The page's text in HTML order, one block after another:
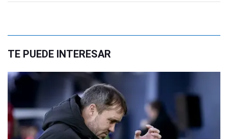
TE PUEDE INTERESAR